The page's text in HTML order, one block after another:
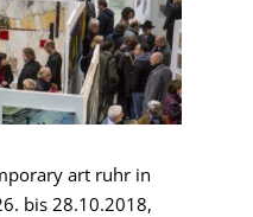
art ruhr in
bis 28.10.2018,